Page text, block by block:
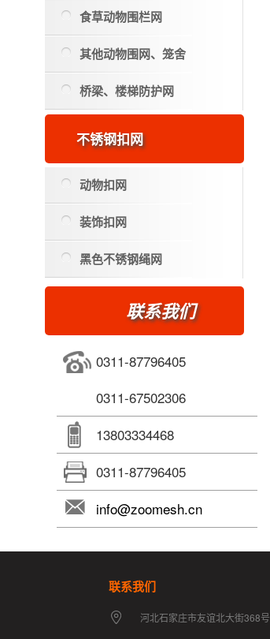
食草动物围栏网
其他动物围网、笼舍
桥梁、楼梯防护网
不锈钢扣网
动物扣网
装饰扣网
黑色不锈钢绳网
联系我们
0311-87796405
0311-67502306
13803334468
0311-87796405
info@zoomesh.cn
联系我们
河北石家庄市友谊北大街368号